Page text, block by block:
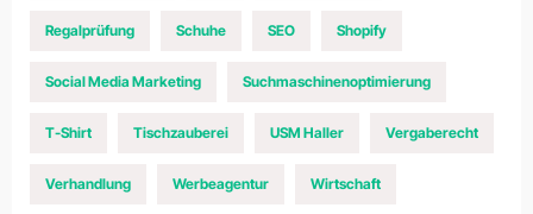
Regalprüfung Schuhe SEO Shopify
Social Media Marketing Suchmaschinenoptimierung
T-Shirt Tischzauberei USM Haller Vergaberecht
Verhandlung Werbeagentur Wirtschaft